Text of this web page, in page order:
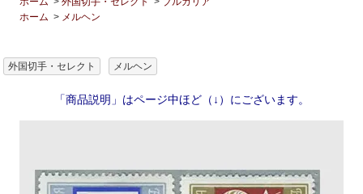
ホーム > メルヘン
外国切手・セレクト メルヘン
「商品説明」はページ中ほど（↓）にございます。